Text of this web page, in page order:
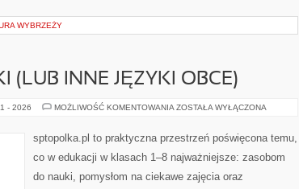
WYBRZEŻY
(LUB INNE JĘZYKI OBCE)
- 2026 MOŻLIWOŚĆ KOMENTOWANIA JĘZYK
INNE
JĘZYKI
ZOSTAŁA WYŁĄCZONA
sptopolka.pl to praktyczna przestrzeń poświęcona temu,
co w edukacji w klasach 1–8 najważniejsze: zasobom
do nauki, pomysłom na ciekawe zajęcia oraz